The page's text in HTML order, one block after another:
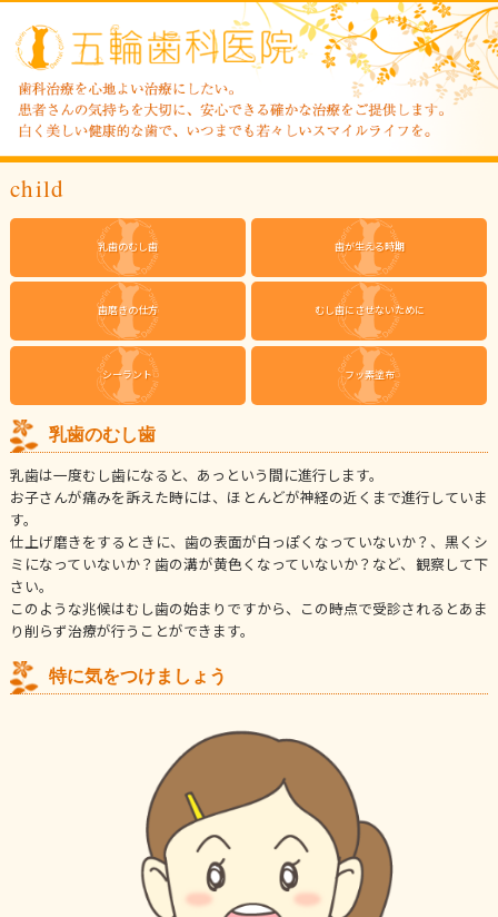
child
乳歯のむし歯 歯が生える時期
歯磨きの仕方 むし歯にさせないために
シーラント フッ素塗布
乳歯のむし歯
乳歯は一度むし歯になると、あっという間に進行します。
お子さんが痛みを訴えた時には、ほとんどが神経の近くまで進行していま
す。
仕上げ磨きをするときに、歯の表面が白っぽくなっていないか？、黒くシ
ミになっていないか？歯の溝が黄色くなっていないか？など、観察して下
さい。
このような兆候はむし歯の始まりですから、この時点で受診されるとあま
り削らず治療が行うことができます。
特に気をつけましょう